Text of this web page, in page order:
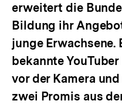
erweitert die
Bildung ihr
junge
bekannte
vor der Kamera
zwei Promis aus